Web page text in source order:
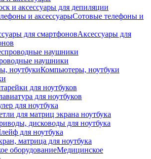
и аксессуары для депиляции
Сотовые телефоны и
Аксессуары для
наушники
наушники
Компьютеры, ноутбуки
для ноутбуков
для ноутбуков
для ноутбука
для матриц экрана ноутбука
дисководы для ноутбука
для ноутбука
матрица для ноутбука
Медицинское